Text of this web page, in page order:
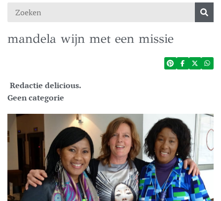
mandela wijn met een missie
Redactie delicious.
Geen categorie